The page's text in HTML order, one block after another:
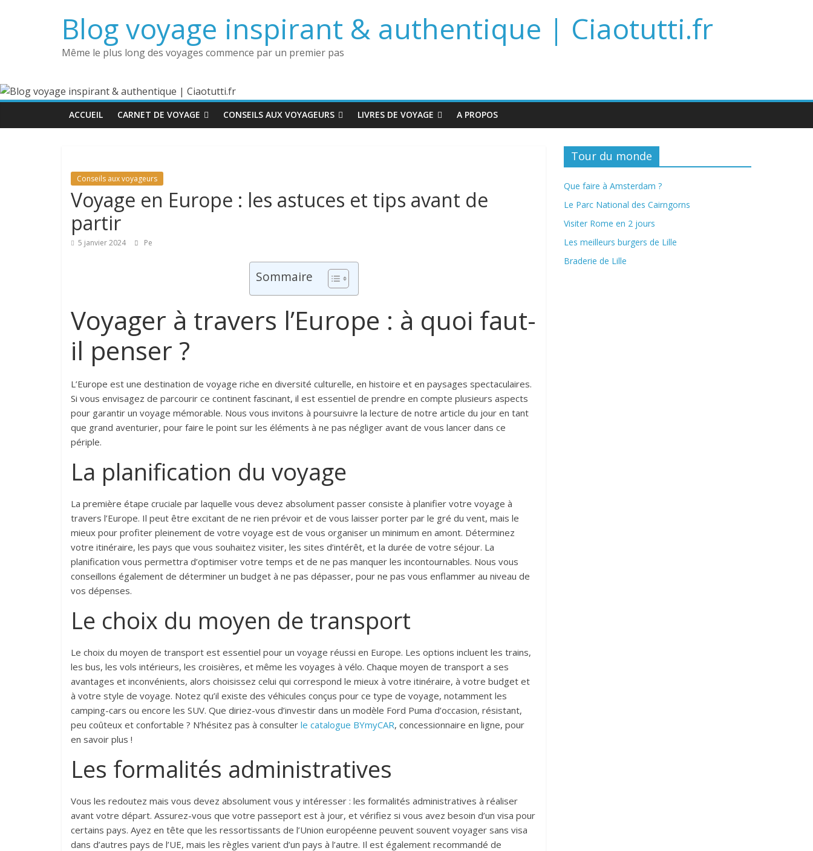
Blog voyage inspirant & authentique | Ciaotutti.fr
Même le plus long des voyages commence par un premier pas
ACCUEIL CARNET DE VOYAGE CONSEILS AUX VOYAGEURS LIVRES DE VOYAGE A PROPOS
Conseils aux voyageurs
Voyage en Europe : les astuces et tips avant de
partir
5 janvier 2024 Pe
Sommaire
Voyager à travers l’Europe : à quoi faut-
il penser ?
L’Europe est une destination de voyage riche en diversité culturelle, en histoire et en paysages spectaculaires.
Si vous envisagez de parcourir ce continent fascinant, il est essentiel de prendre en compte plusieurs aspects
pour garantir un voyage mémorable. Nous vous invitons à poursuivre la lecture de notre article du jour en tant
que grand aventurier, pour faire le point sur les éléments à ne pas négliger avant de vous lancer dans ce
périple.
La planification du voyage
La première étape cruciale par laquelle vous devez absolument passer consiste à planifier votre voyage à
travers l’Europe. Il peut être excitant de ne rien prévoir et de vous laisser porter par le gré du vent, mais le
mieux pour profiter pleinement de votre voyage est de vous organiser un minimum en amont. Déterminez
votre itinéraire, les pays que vous souhaitez visiter, les sites d’intérêt, et la durée de votre séjour. La
planification vous permettra d’optimiser votre temps et de ne pas manquer les incontournables. Nous vous
conseillons également de déterminer un budget à ne pas dépasser, pour ne pas vous enflammer au niveau de
vos dépenses.
Le choix du moyen de transport
Le choix du moyen de transport est essentiel pour un voyage réussi en Europe. Les options incluent les trains,
les bus, les vols intérieurs, les croisières, et même les voyages à vélo. Chaque moyen de transport a ses
avantages et inconvénients, alors choisissez celui qui correspond le mieux à votre itinéraire, à votre budget et
à votre style de voyage. Notez qu’il existe des véhicules conçus pour ce type de voyage, notamment les
camping-cars ou encore les SUV. Que diriez-vous d’investir dans un modèle Ford Puma d’occasion, résistant,
peu coûteux et confortable ? N’hésitez pas à consulter le catalogue BYmyCAR, concessionnaire en ligne, pour
en savoir plus !
Les formalités administratives
Vous les redoutez mais vous devez absolument vous y intéresser : les formalités administratives à réaliser
avant votre départ. Assurez-vous que votre passeport est à jour, et vérifiez si vous avez besoin d’un visa pour
certains pays. Ayez en tête que les ressortissants de l’Union européenne peuvent souvent voyager sans visa
dans d’autres pays de l’UE, mais les règles varient d’un pays à l’autre. Il est également recommandé de
Tour du monde
Que faire à Amsterdam ?
Le Parc National des Cairngorns
Visiter Rome en 2 jours
Les meilleurs burgers de Lille
Braderie de Lille